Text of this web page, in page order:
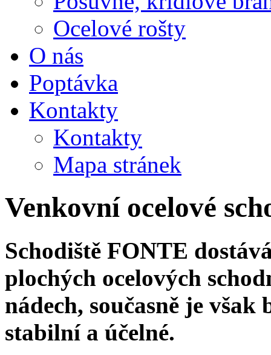
Ocelové rošty
O nás
Poptávka
Kontakty
Kontakty
Mapa stránek
Venkovní ocelové
Schodiště FONTE
plochých ocelových
nádech, současně je však
stabilní a účelné.